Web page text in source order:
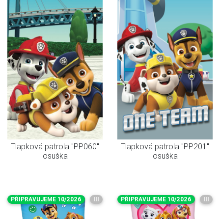
Tlapková patrola "PP060"
osuška
Tlapková patrola "PP201"
osuška
PŘIPRAVUJEME 10/2026 III PŘIPRAVUJEME 10/2026 III